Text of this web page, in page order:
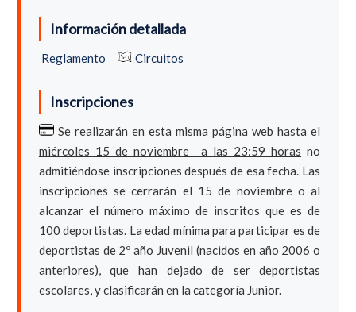
Información detallada
Reglamento Circuitos
Inscripciones
Se realizarán en esta misma página web hastael
miércoles 15 de noviembre a las 23:59 horas no
admitiéndose inscripciones después de esa fecha. Las
inscripciones se cerrarán el 15 de noviembre o al
alcanzar el número máximo de inscritos que es de
100 deportistas. La edad mínima para participar es de
deportistas de 2º año Juvenil (nacidos en año 2006 o
anteriores), que han dejado de ser deportistas
escolares, y clasificarán en la categoría Junior.